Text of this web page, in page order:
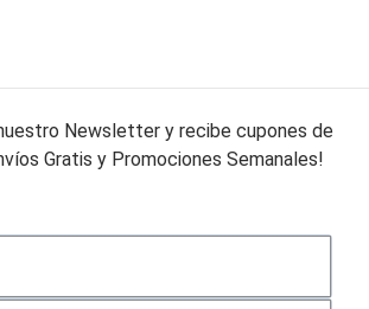
Newsletter y recibe cupones de
Gratis y Promociones Semanales!